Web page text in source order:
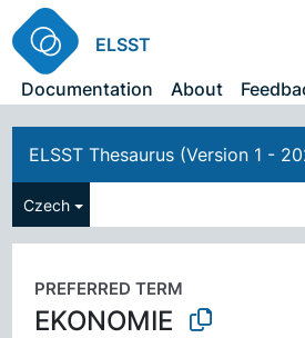
ELSST
Documentation
About
ELSST Thesaurus (Version 1 -
Czech
PREFERRED TERM
EKONOMIE